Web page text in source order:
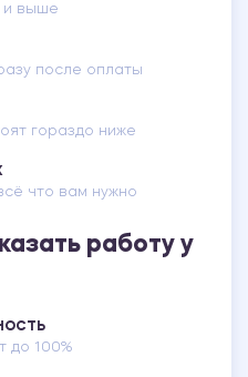
и выше
после оплаты
гораздо ниже
что вам нужно
работу у
до 100%